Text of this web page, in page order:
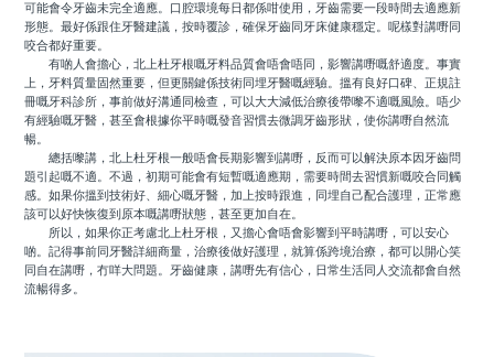
可能會令牙齒未完全適應。口腔環境每日都係咁使用，牙齒需要一段時間去適應新
形態。最好係跟住牙醫建議，按時覆診，確保牙齒同牙床健康穩定。呢樣對講嘢同
咬合都好重要。
有啲人會擔心，北上杜牙根嘅牙料品質會唔會唔同，影響講嘢嘅舒適度。事實
上，牙料質量固然重要，但更關鍵係技術同埋牙醫嘅經驗。搵有良好口碑、正規註
冊嘅牙科診所，事前做好溝通同檢查，可以大大減低治療後帶嚟不適嘅風險。唔少
有經驗嘅牙醫，甚至會根據你平時嘅發音習慣去微調牙齒形狀，使你講嘢自然流
暢。
總括嚟講，北上杜牙根一般唔會長期影響到講嘢，反而可以解決原本因牙齒問
題引起嘅不適。不過，初期可能會有短暫嘅適應期，需要時間去習慣新嘅咬合同觸
感。如果你搵到技術好、細心嘅牙醫，加上按時跟進，同埋自己配合護理，正常應
該可以好快恢復到原本嘅講嘢狀態，甚至更加自在。
所以，如果你正考慮北上杜牙根，又擔心會唔會影響到平時講嘢，可以安心
啲。記得事前同牙醫詳細商量，治療後做好護理，就算係跨境治療，都可以開心笑
同自在講嘢，冇咩大問題。牙齒健康，講嘢先有信心，日常生活同人交流都會自然
流暢得多。